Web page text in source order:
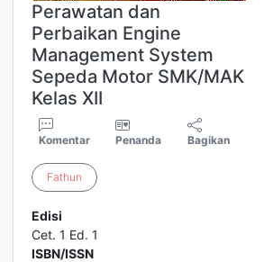
Perawatan dan
Perbaikan Engine
Management System
Sepeda Motor SMK/MAK
Kelas XII
Komentar Penanda Bagikan
Fathun
Edisi
Cet. 1 Ed. 1
ISBN/ISSN